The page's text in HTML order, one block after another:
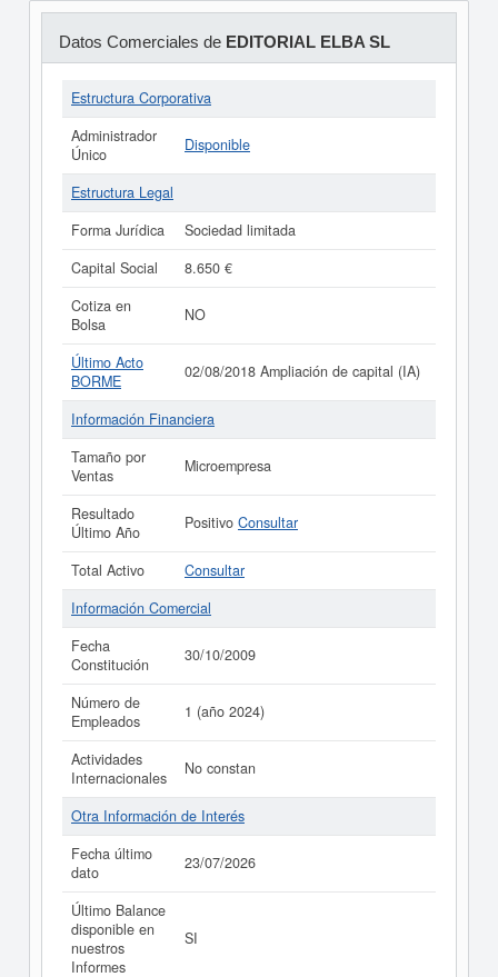
Datos Comerciales de EDITORIAL ELBA SL
Estructura Corporativa
Administrador
Único
Disponible
Estructura Legal
Forma Jurídica
Sociedad limitada
Capital Social
8.650 €
Cotiza en
Bolsa
NO
Último Acto
BORME
02/08/2018 Ampliación de capital (IA)
Información Financiera
Tamaño por
Ventas
Microempresa
Resultado
Último Año
Positivo Consultar
Total Activo
Consultar
Información Comercial
Fecha
Constitución
30/10/2009
Número de
Empleados
1 (año 2024)
Actividades
Internacionales
No constan
Otra Información de Interés
Fecha último
dato
23/07/2026
Último Balance
disponible en
nuestros
Informes
SI